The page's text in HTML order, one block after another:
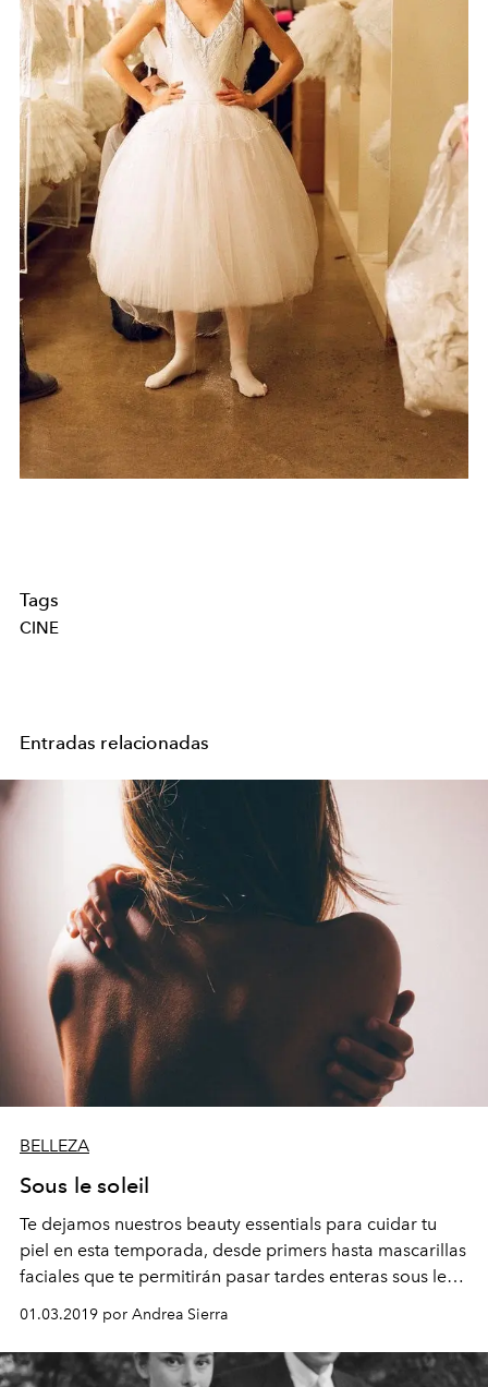
Tags
CINE
Entradas relacionadas
BELLEZA
Sous le soleil
Te dejamos nuestros beauty essentials para cuidar tu
piel en esta temporada, desde primers hasta mascarillas
faciales que te permitirán pasar tardes enteras sous le
01.03.2019 por Andrea Sierra